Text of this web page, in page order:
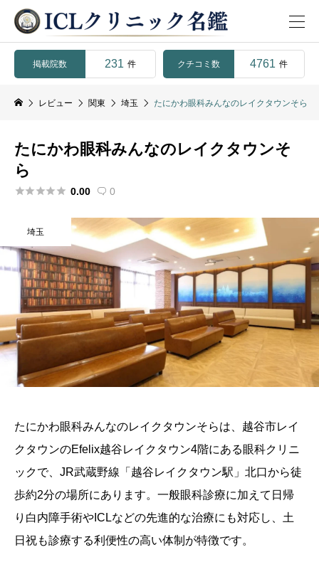
掲載院数 231 件 クチコミ数 4761 件
レビュー 関東 埼玉 たにかわ眼科みんなのレイクタウンそら
たにかわ眼科みんなのレイクタウンそ
ら
 0.00  0
埼玉
たにかわ眼科みんなのレイクタウンそらは、越谷市レイ
クタウンのEfelix越谷レイクタウン4階にある眼科クリニ
ックで、JR武蔵野線「越谷レイクタウン駅」北口から徒
歩約2分の場所にあります。一般眼科診療に加えて日帰
り白内障手術やICLなどの先進的な治療にも対応し、土
日祝も診療する利便性の高い体制が特徴です。